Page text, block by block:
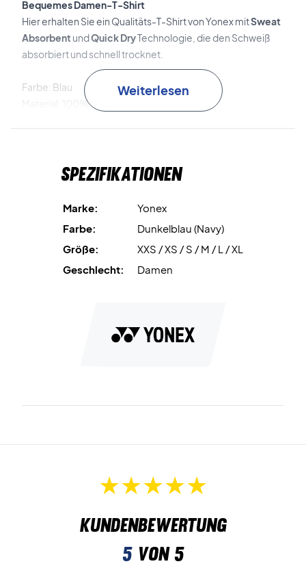
Bequemes Damen-T-Shirt
Hier erhalten Sie ein Qualitäts-T-Shirt von Yonex mitSweat
AbsorbentundQuick DryTechnologie, die den Schweiß
absorbiert und schnell trocknet.
Farbe: Blau
Material: 100% Polyester
Weiterlesen
Spezifikationen
Marke:
Yonex
Farbe:
Dunkelblau (Navy)
Größe:
XXS / XS / S / M / L / XL
Geschlecht:
Damen
Kundenbewertung
5von 5